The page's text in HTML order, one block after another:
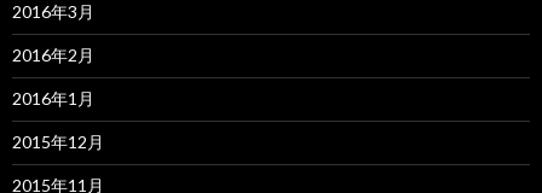
2016年3月
2016年2月
2016年1月
2015年12月
2015年11月